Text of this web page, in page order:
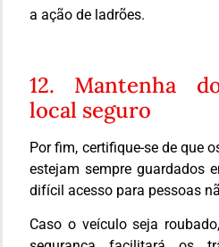
a ação de ladrões.
12. Mantenha
local seguro
Por fim, certifique-se de que
estejam sempre guardados
difícil acesso para pessoas
Caso o veículo seja